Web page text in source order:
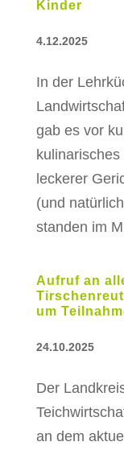
Kinder
4.12.2025
In der
gab es vor
leckerer
(und
standen im
Aufruf an
um
24.10.2025
Der
an dem